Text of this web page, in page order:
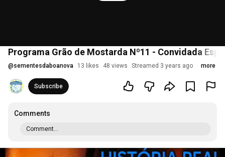
Programa Grão de Mostarda Nº11 - Convidada
@sementesdaboanova 13 likes 48 views Streamed 3 years ago more
Subscribe
Comments
Comment...